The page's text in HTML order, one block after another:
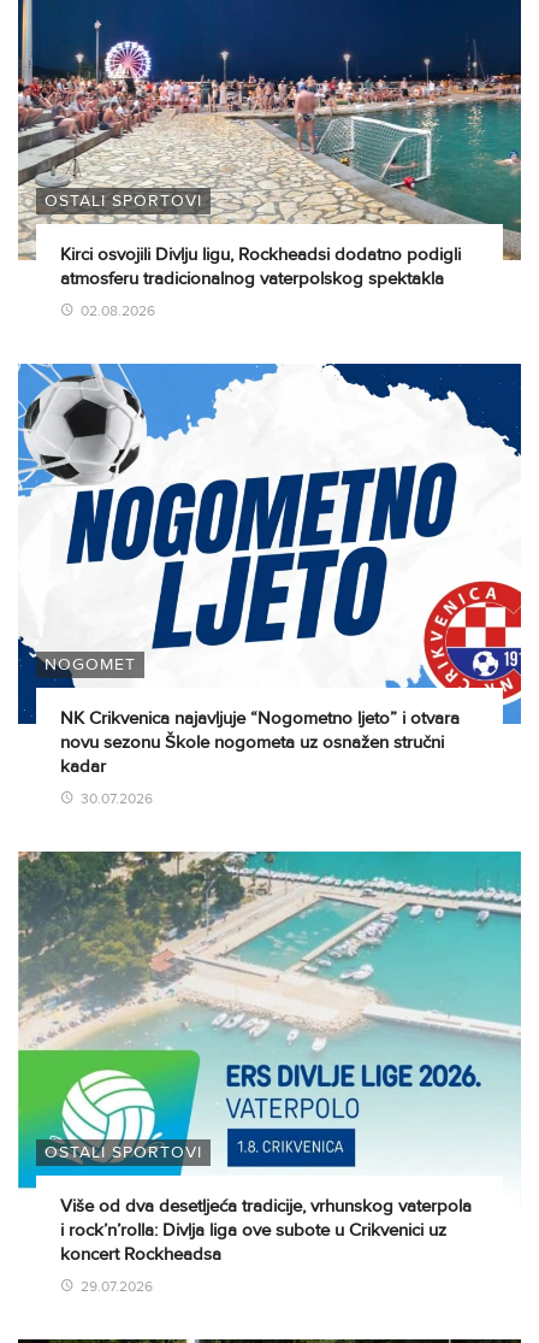
OSTALI SPORTOVI
Kirci osvojili Divlju ligu, Rockheadsi dodatno podigli
atmosferu tradicionalnog vaterpolskog spektakla
02.08.2026
NOGOMET
NK Crikvenica najavljuje “Nogometno ljeto” i otvara
novu sezonu Škole nogometa uz osnažen stručni
kadar
30.07.2026
OSTALI SPORTOVI
Više od dva desetljeća tradicije, vrhunskog vaterpola
i rock’n’rolla: Divlja liga ove subote u Crikvenici uz
koncert Rockheadsa
29.07.2026